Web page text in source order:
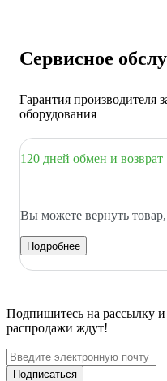
Сервисное
Гарантия производителя
оборудования
120 дней обмен и возврат
Вы можете вернуть
Подробнее
Подпишитесь на рассылку и
распродажи ждут!
Подписаться